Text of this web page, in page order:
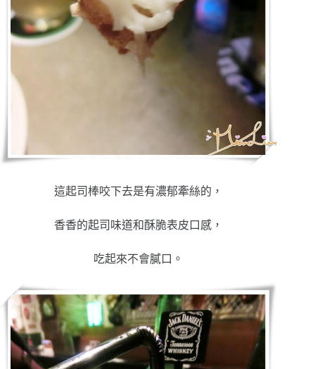
這起司棒咬下去是有濃郁牽絲的，
香香的起司味道和酥脆表皮口感，
吃起來不會膩口。